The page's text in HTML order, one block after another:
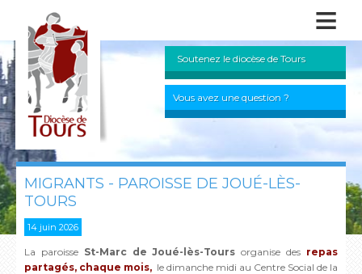
≡
Soutenez le diocèse de Tours
Vous avez une question ?
MIGRANTS - PAROISSE DE JOUÉ-LÈS-
TOURS
14 juin 2026
La paroisse St-Marc de Joué-lès-Toursorganise des repas
partagés, chaque mois, le dimanche midi au Centre Social de la